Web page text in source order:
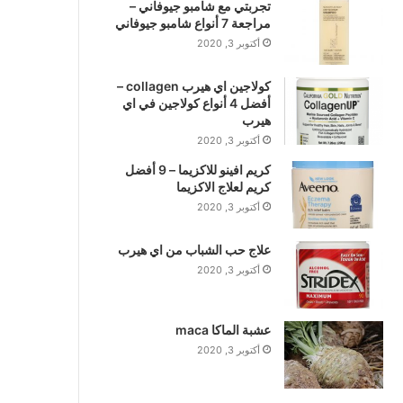
تجربتي مع شامبو جيوفاني –
مراجعة 7 أنواع شامبو جيوفاني
أكتوبر 3, 2020
كولاجين اي هيرب collagen –
أفضل 4 أنواع كولاجين في اي
هيرب
أكتوبر 3, 2020
كريم افينو للاكزيما – 9 أفضل
كريم لعلاج الاكزيما
أكتوبر 3, 2020
علاج حب الشباب من اي هيرب
أكتوبر 3, 2020
عشبة الماكا maca
أكتوبر 3, 2020